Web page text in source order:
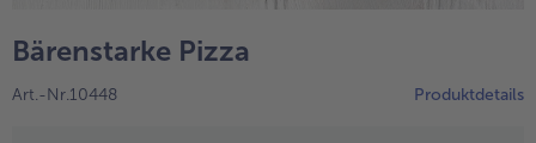
alle Küchenutensilien
alle bofrost*free
Bärenstarke Pizza
Art.-Nr.10448 Produktdetails